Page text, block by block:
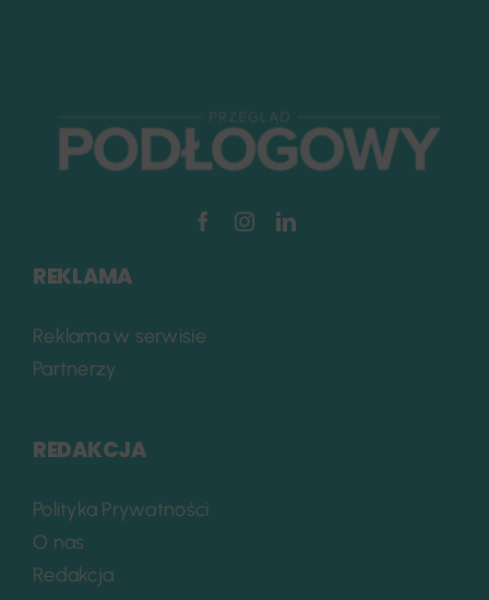
REKLAMA
Reklama w serwisie
Partnerzy
REDAKCJA
Polityka Prywatności
O nas
Redakcja